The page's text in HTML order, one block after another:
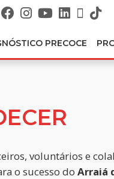
PRECOCE
voluntários e
o sucesso do Arraiá